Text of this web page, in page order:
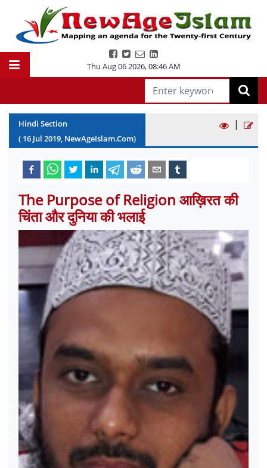
Thu Aug 06 2026,08:46 AM
Hindi Section
( 16 Jul 2019, NewAgeIslam.Com)
|
The Purpose of Religion आख़िरत की
चिंता और दुनिया की भलाई